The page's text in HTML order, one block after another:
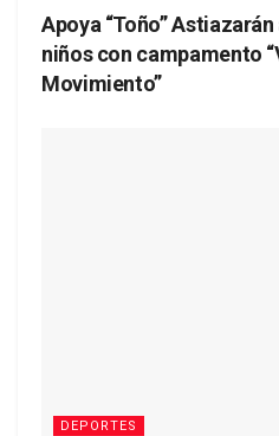
Apoya “Toño”
niños con campamento
Movimiento”
DEPORTES